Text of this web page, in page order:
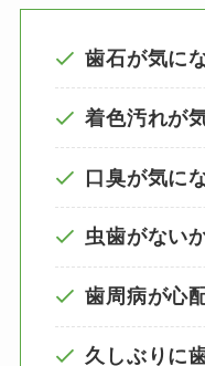
歯石が気に
着色汚れが
口臭が気に
虫歯がない
歯周病が心
久しぶりに